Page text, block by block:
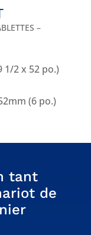
–
1/2 x 52 po.)
(6 po.)
tant
de